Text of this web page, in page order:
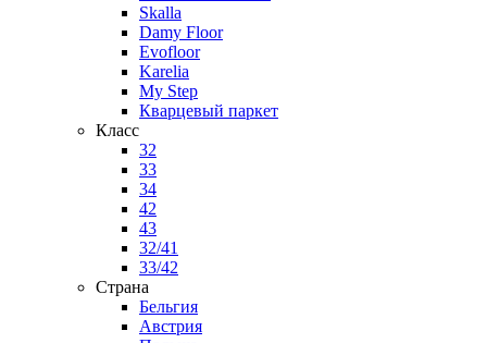
Skalla
Damy Floor
Evofloor
Karelia
My Step
Кварцевый паркет
Класс
32
33
34
42
43
32/41
33/42
Страна
Бельгия
Австрия